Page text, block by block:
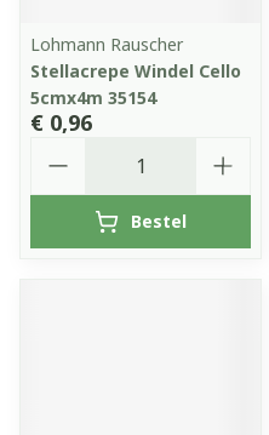
Lohmann Rauscher
Stellacrepe Windel Cello
5cmx4m 35154
€ 0,96
Bestel